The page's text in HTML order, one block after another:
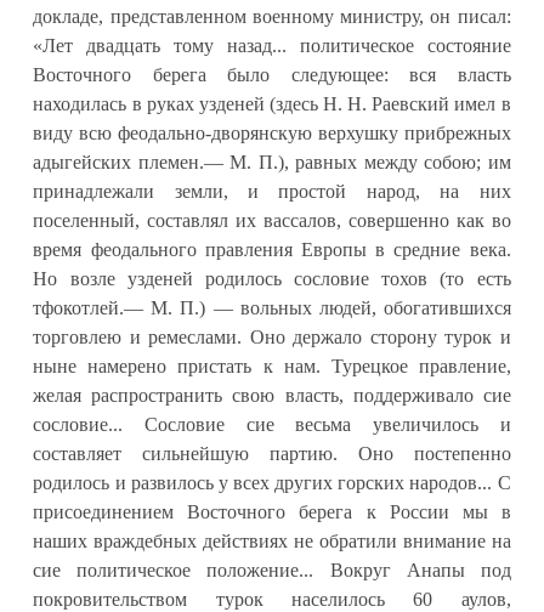
докладе, представленном военному министру, он писал:
«Лет двадцать тому назад... политическое состояние
Восточного берега было следующее: вся власть
находилась в руках узденей (здесь Н. Н. Раевский имел в
виду всю феодально-дворянскую верхушку прибрежных
адыгейских племен.— М. П.), равных между собою; им
принадлежали земли, и простой народ, на них
поселенный, составлял их вассалов, совершенно как во
время феодального правления Европы в средние века.
Но возле узденей родилось сословие тохов (то есть
тфокотлей.— М. П.) — вольных людей, обогатившихся
торговлею и ремеслами. Оно держало сторону турок и
ныне намерено пристать к нам. Турецкое правление,
желая распространить свою власть, поддерживало сие
сословие... Сословие сие весьма увеличилось и
составляет сильнейшую партию. Оно постепенно
родилось и развилось у всех других горских народов... С
присоединением Восточного берега к России мы в
наших враждебных действиях не обратили внимание на
сие политическое положение... Вокруг Анапы под
покровительством турок населилось 60 аулов,